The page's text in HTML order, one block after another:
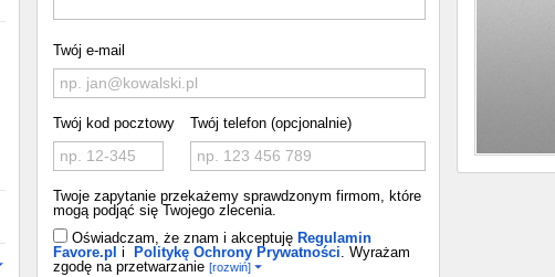
Twój e-mail
Twój kod pocztowy Twój telefon (opcjonalnie)
Twoje zapytanie przekażemy sprawdzonym firmom, które
mogą podjąć się Twojego zlecenia.
Oświadczam, że znam i akceptuję Regulamin
Favore.pl i Politykę Ochrony Prywatności. Wyrażam
zgodę na przetwarzanie [rozwiń]